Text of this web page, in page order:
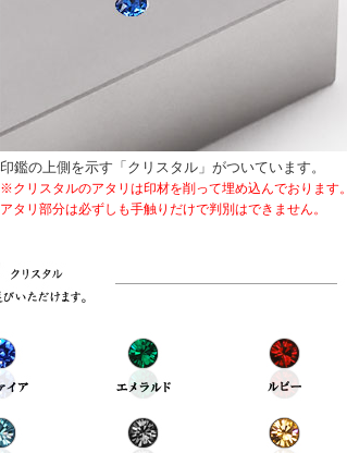
印鑑の上側を示す「クリスタル」がついています。
※クリスタルのアタリは印材を削って埋め込んでおります。
アタリ部分は必ずしも手触りだけで判別はできません。